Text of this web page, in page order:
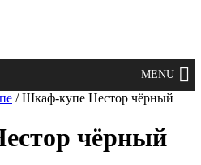
/ Шкаф-купе Нестор чёрный
чёрный